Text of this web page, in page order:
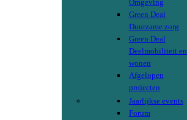
Omgeving
Green Deal
Duurzame zorg
Green Deal
Deelmobiliteit en
wonen
Afgelopen
projecten
Jaarlijkse events
Forum